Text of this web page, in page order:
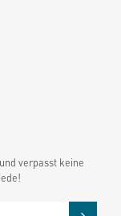
verpasst keine